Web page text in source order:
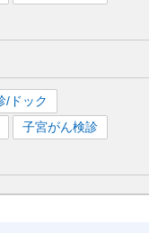
/ドック
子宮がん検診